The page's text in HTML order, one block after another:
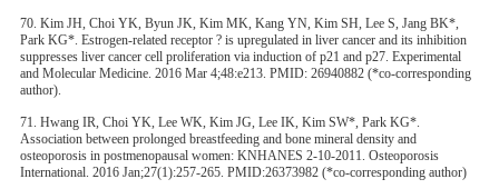
70. Kim JH, Choi YK, Byun JK, Kim MK, Kang YN, Kim SH, Lee S, Jang BK*,
Park KG*. Estrogen-related receptor ? is upregulated in liver cancer and its inhibition
suppresses liver cancer cell proliferation via induction of p21 and p27. Experimental
and Molecular Medicine. 2016 Mar 4;48:e213. PMID: 26940882 (*co-corresponding
author).
71. Hwang IR, Choi YK, Lee WK, Kim JG, Lee IK, Kim SW*, Park KG*.
Association between prolonged breastfeeding and bone mineral density and
osteoporosis in postmenopausal women: KNHANES 2-10-2011. Osteoporosis
International. 2016 Jan;27(1):257-265. PMID:26373982 (*co-corresponding author)